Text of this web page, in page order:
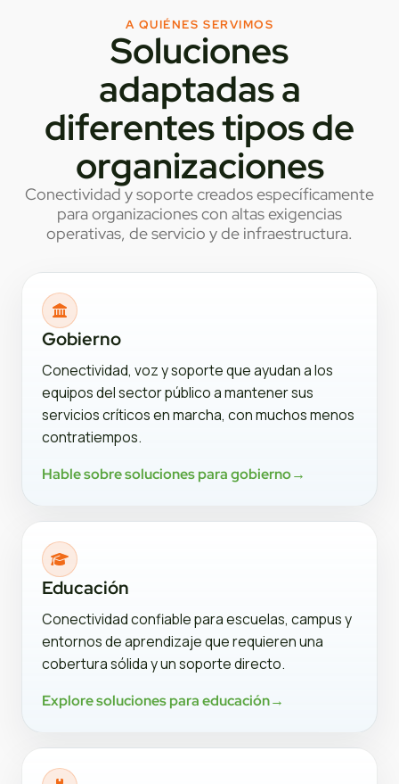
A QUIÉNES SERVIMOS
Soluciones
adaptadas a
diferentes tipos de
organizaciones
Conectividad y soporte creados específicamente
para organizaciones con altas exigencias
operativas, de servicio y de infraestructura.
Gobierno
Conectividad, voz y soporte que ayudan a los
equipos del sector público a mantener sus
servicios críticos en marcha, con muchos menos
contratiempos.
Hable sobre soluciones para gobierno→
Educación
Conectividad confiable para escuelas, campus y
entornos de aprendizaje que requieren una
cobertura sólida y un soporte directo.
Explore soluciones para educación→